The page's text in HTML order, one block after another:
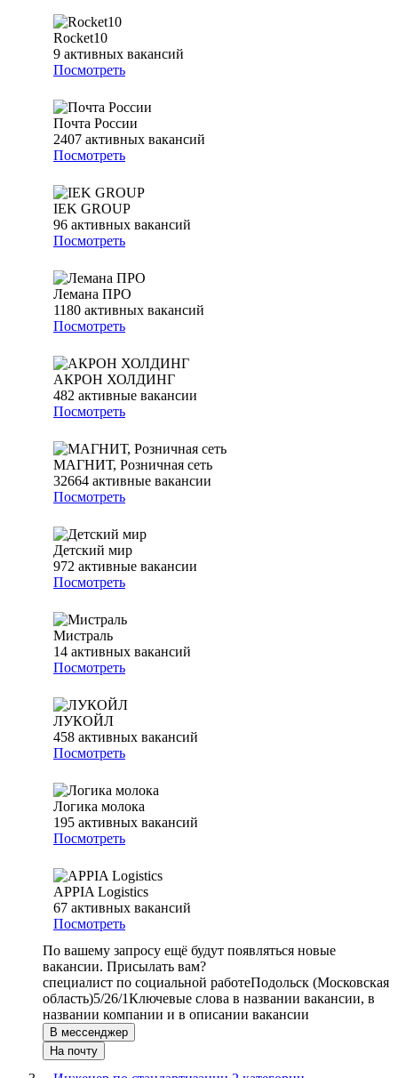
Rocket10
9 активных вакансий
Посмотреть
Почта России
2407 активных вакансий
Посмотреть
IEK GROUP
96 активных вакансий
Посмотреть
Лемана ПРО
1180 активных вакансий
Посмотреть
АКРОН ХОЛДИНГ
482 активные вакансии
Посмотреть
МАГНИТ, Розничная сеть
32664 активные вакансии
Посмотреть
Детский мир
972 активные вакансии
Посмотреть
Мистраль
14 активных вакансий
Посмотреть
ЛУКОЙЛ
458 активных вакансий
Посмотреть
Логика молока
195 активных вакансий
Посмотреть
APPIA Logistics
67 активных вакансий
Посмотреть
По вашему запросу ещё будут появляться новые
вакансии. Присылать вам?
специалист по социальной работеПодольск (Московская
область)5/26/1Ключевые слова в названии вакансии, в
названии компании и в описании вакансии
В мессенджер
На почту